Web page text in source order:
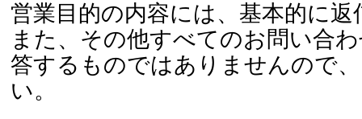
営業目的の内容には、基本的に
また、その他すべてのお問い合
答するものではありませんので
い。